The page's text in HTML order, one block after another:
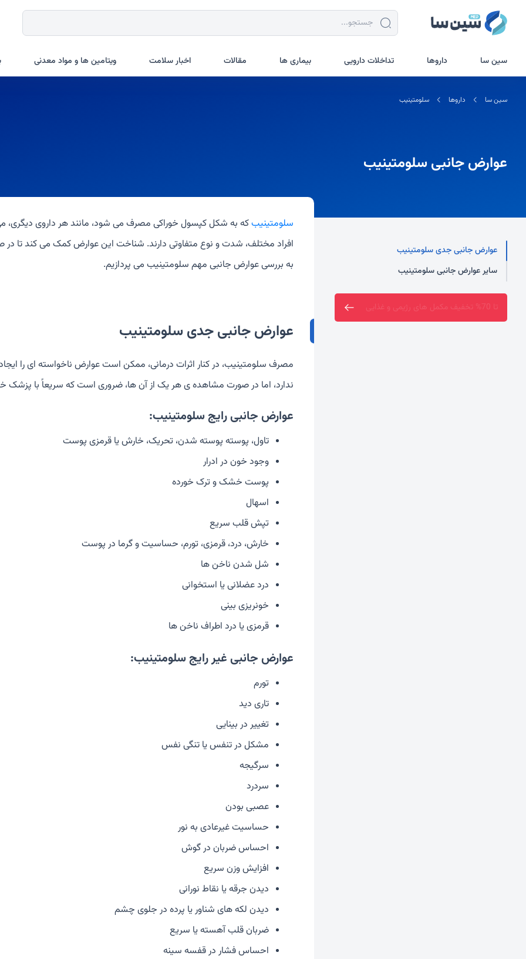
سین سا داروها تداخلات دارویی بیماری ها مقالات اخبار سلامت ویتامین ها و مواد معدنی
سین سا داروها سلومتینیب
عوارض جانبی سلومتینیب
عوارض جانبی جدی سلومتینیب
سایر عوارض جانبی سلومتینیب
ارسال رایگان خرید بالای دو میلیون تومان
سلومتینیبکه به شکل کپسول خوراکی مصرف می شود، مانند هر داروی دیگری،
افراد مختلف، شدت و نوع متفاوتی دارند. شناخت این عوارض کمک می کند تا
به بررسی عوارض جانبی مهم سلومتینیب می پردازیم.
عوارض جانبی جدی سلومتینیب
مصرف سلومتینیب، در کنار اثرات درمانی، ممکن است عوارض ناخواسته ای را
ندارد، اما در صورت مشاهده ی هر یک از آن ها، ضروری است که سریعاً با پزشک
عوارض جانبی رایج سلومتینیب:
تاول، پوسته پوسته شدن، تحریک، خارش یا قرمزی پوست
وجود خون در ادرار
پوست خشک و ترک خورده
اسهال
تپش قلب سریع
خارش، درد، قرمزی، تورم، حساسیت و گرما در پوست
شل شدن ناخن ها
درد عضلانی یا استخوانی
خونریزی بینی
قرمزی یا درد اطراف ناخن ها
عوارض جانبی غیر رایج سلومتینیب:
تورم
تاری دید
تغییر در بینایی
مشکل در تنفس یا تنگی نفس
سرگیجه
سردرد
عصبی بودن
حساسیت غیرعادی به نور
احساس ضربان در گوش
افزایش وزن سریع
دیدن جرقه یا نقاط نورانی
دیدن لکه های شناور یا پرده در جلوی چشم
ضربان قلب آهسته یا سریع
احساس فشار در قفسه سینه